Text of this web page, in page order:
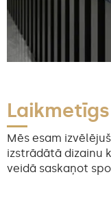
Mēs esam
izstrādātā dizainu
veidā saskaņot